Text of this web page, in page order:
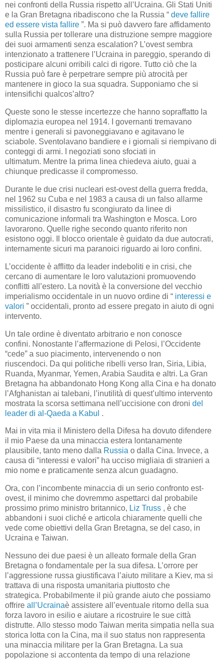
nei confronti della Russia rispetto all’Ucraina. Gli Stati Uniti
e la Gran Bretagna ribadiscono che la Russia “ deve fallire
ed essere vista fallire ”. Ma si può davvero fare affidamento
sulla Russia per tollerare una distruzione sempre maggiore
dei suoi armamenti senza escalation? L’ovest sembra
intenzionato a trattenere l’Ucraina in pareggio, sperando di
posticipare alcuni orribili calci di rigore. Tutto ciò che la
Russia può fare è perpetrare sempre più atrocità per
mantenere in gioco la sua squadra. Supponiamo che si
intensifichi qualcos’altro?
Queste sono le stesse incertezze che hanno sopraffatto la
diplomazia europea nel 1914. I governanti tremavano
mentre i generali si pavoneggiavano e agitavano le
sciabole. Sventolavano bandiere e i giornali si riempivano di
conteggi di armi. I negoziati sono sfociati in
ultimatum. Mentre la prima linea chiedeva aiuto, guai a
chiunque predicasse il compromesso.
Durante le due crisi nucleari est-ovest della guerra fredda,
nel 1962 su Cuba e nel 1983 a causa di un falso allarme
missilistico, il disastro fu scongiurato da linee di
comunicazione informali tra Washington e Mosca. Loro
lavorarono. Quelle righe secondo quanto riferito non
esistono oggi. Il blocco orientale è guidato da due autocrati,
internamente sicuri ma paranoici riguardo ai loro confini.
L’occidente è afflitto da leader indeboliti e in crisi, che
cercano di aumentare le loro valutazioni promuovendo
conflitti all’estero. La novità è la conversione del vecchio
imperialismo occidentale in un nuovo ordine di “ interessi e
valori ” occidentali, pronto ad essere pregato in aiuto di ogni
intervento.
Un tale ordine è diventato arbitrario e non conosce
confini. Nonostante l’affermazione di Pelosi, l’Occidente
“cede” a suo piacimento, intervenendo o non
riuscendoci. Da qui politiche ribelli verso Iran, Siria, Libia,
Ruanda, Myanmar, Yemen, Arabia Saudita e altri. La Gran
Bretagna ha abbandonato Hong Kong alla Cina e ha donato
l’Afghanistan ai talebani, l’inutilità di quest’ultimo intervento
mostrata la scorsa settimana nell’uccisione con droni del
leader di al-Qaeda a Kabul .
Mai in vita mia il Ministero della Difesa ha dovuto difendere
il mio Paese da una minaccia estera lontanamente
plausibile, tanto meno dalla Russia o dalla Cina. Invece, a
causa di “interessi e valori” ha ucciso migliaia di stranieri a
mio nome e praticamente senza alcun guadagno.
Ora, con l’incombente minaccia di un serio confronto est-
ovest, il minimo che dovremmo aspettarci dal probabile
prossimo primo ministro britannico, Liz Truss , è che
abbandoni i suoi cliché e articola chiaramente quelli che
vede come obiettivi della Gran Bretagna, se del caso, in
Ucraina e Taiwan.
Nessuno dei due paesi è un alleato formale della Gran
Bretagna o fondamentale per la sua difesa. L’orrore per
l’aggressione russa giustificava l’aiuto militare a Kiev, ma si
trattava di una risposta umanitaria piuttosto che
strategica. Probabilmente il più grande aiuto che possiamo
offrire all’Ucrainaè assistere all’eventuale ritorno della sua
forza lavoro in esilio e aiutare a ricostruire le sue città
distrutte. Allo stesso modo Taiwan merita simpatia nella sua
storica lotta con la Cina, ma il suo status non rappresenta
una minaccia militare per la Gran Bretagna. La sua
popolazione si accontenta da tempo di una relazione